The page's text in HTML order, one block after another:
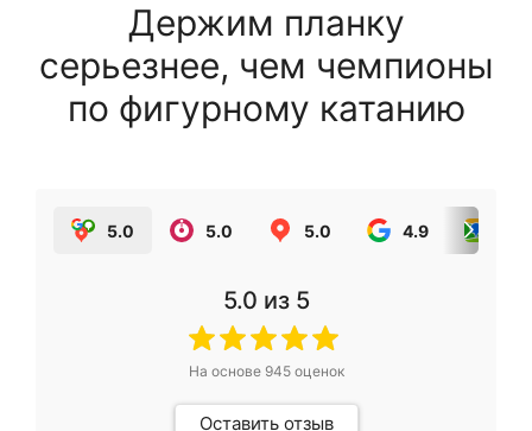
Держим планку
серьезнее, чем чемпионы
по фигурному катанию
5.0 5.0 5.0 4.9
5.0 из 5
На основе 945оценок
Оставить отзыв